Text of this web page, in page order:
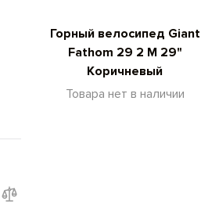
Горный велосипед Giant
Fathom 29 2 M 29"
Коричневый
Товара нет в наличии